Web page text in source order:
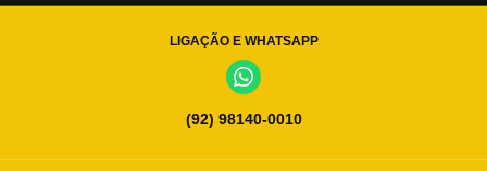
LIGAÇÃO E WHATSAPP
(92) 98140-0010